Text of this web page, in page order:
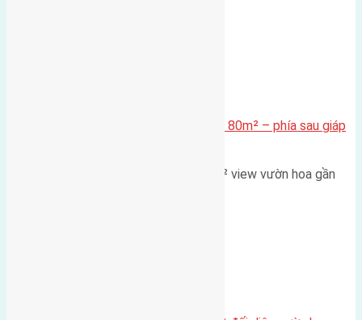
Cần bán Đất đấu giá X2 Thái Bình 80m² – phía sau giáp
Lô đất đấu giá X2 Thái Bình 80m² view vườn hoa gần